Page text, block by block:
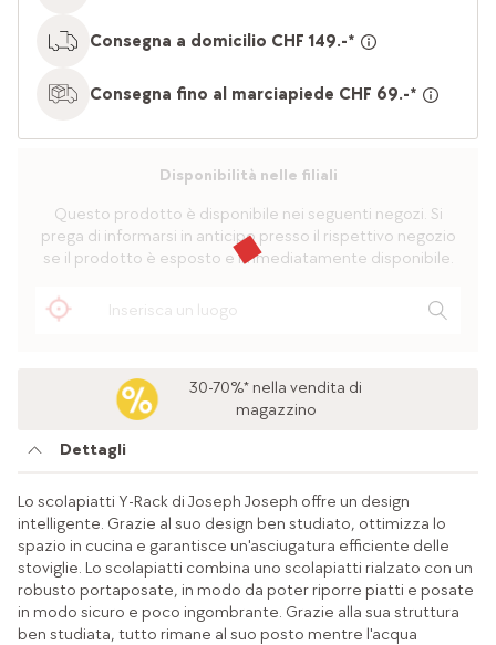
Consegna a domicilio CHF 149.-*
Consegna fino al marciapiede CHF 69.-*
Disponibilità nelle filiali
Questo prodotto è disponibile nei seguenti negozi. Si
prega di informarsi in anticipo presso il rispettivo negozio
se il prodotto è esposto e immediatamente disponibile.
30-70%* nella vendita di
magazzino
Dettagli
Lo scolapiatti Y-Rack di Joseph Joseph offre un design
intelligente. Grazie al suo design ben studiato, ottimizza lo
spazio in cucina e garantisce un'asciugatura efficiente delle
stoviglie. Lo scolapiatti combina uno scolapiatti rialzato con un
robusto portaposate, in modo da poter riporre piatti e posate
in modo sicuro e poco ingombrante. Grazie alla sua struttura
ben studiata, tutto rimane al suo posto mentre l'acqua